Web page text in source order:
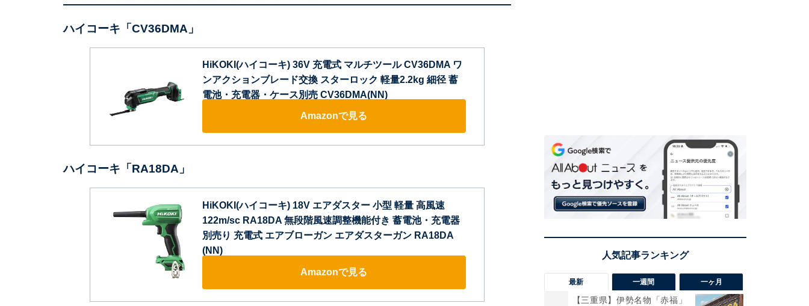
ハイコーキ「CV36DMA」
HiKOKI(ハイコーキ) 36V 充電式 マルチツール CV36DMA ワ
ンアクションブレード交換 スターロック 軽量2.2kg 細径 蓄
電池・充電器・ケース別売 CV36DMA(NN)
Amazonで見る
ハイコーキ「RA18DA」
HiKOKI(ハイコーキ) 18V エアダスター 小型 軽量 高風速
122m/sc RA18DA 無段階風速調整機能付き 蓄電池・充電器
別売り 充電式 エアブローガン エアダスターガン RA18DA
(NN)
Amazonで見る
最新 一週間 一ヶ月
【三重県】伊勢名物「赤福」